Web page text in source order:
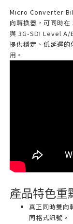
Micro Converter
向轉換器，可同時
與 3G‑SDI Level A/
提供穩定、低延遲
用。
產品特色重
真正同時雙向
同格式訊號。